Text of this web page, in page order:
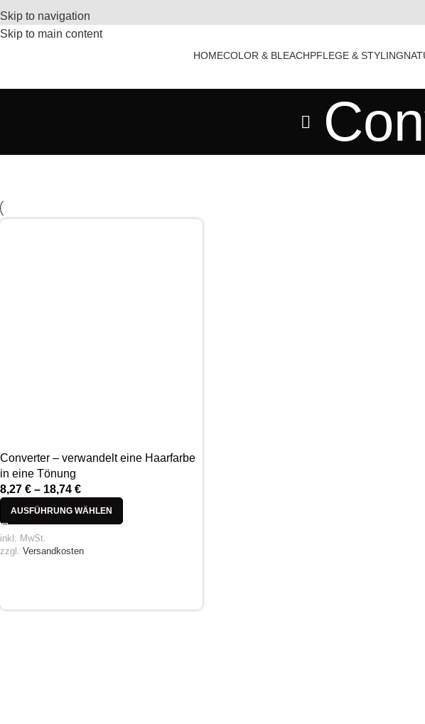
Skip to navigation
Skip to main content
HOMECOLOR & BLEACHPFLEGE & STYLING
Converter – verwandelt eine Haarfarbe
in eine Tönung
8,27 € – 18,74 €
AUSFÜHRUNG WÄHLEN
inkl. MwSt.
zzgl. Versandkosten